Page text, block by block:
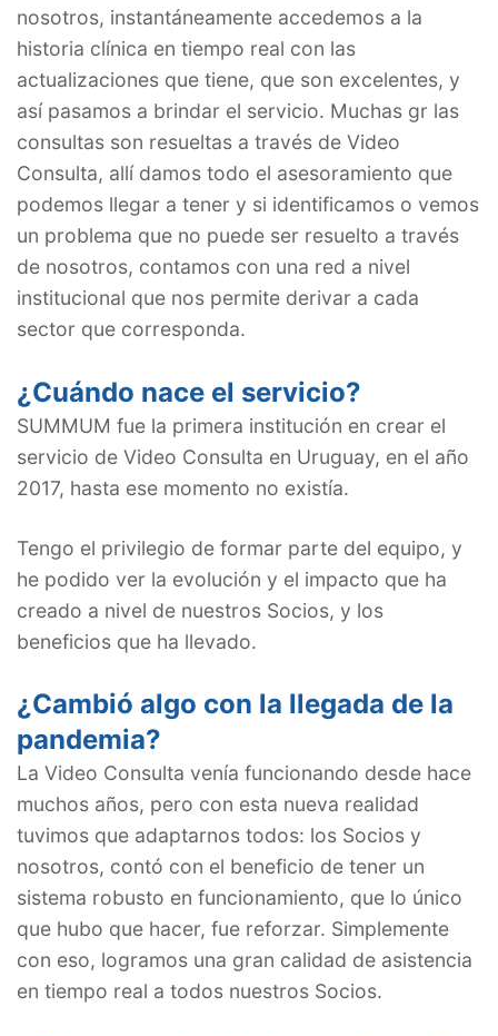
nosotros, instantáneamente accedemos a la
historia clínica en tiempo real con las
actualizaciones que tiene, que son excelentes, y
así pasamos a brindar el servicio. Muchas gr las
consultas son resueltas a través de Video
Consulta, allí damos todo el asesoramiento que
podemos llegar a tener y si identificamos o vemos
un problema que no puede ser resuelto a través
de nosotros, contamos con una red a nivel
institucional que nos permite derivar a cada
sector que corresponda.
¿Cuándo nace el servicio?
SUMMUM fue la primera institución en crear el
servicio de Video Consulta en Uruguay, en el año
2017, hasta ese momento no existía.
Tengo el privilegio de formar parte del equipo, y
he podido ver la evolución y el impacto que ha
creado a nivel de nuestros Socios, y los
beneficios que ha llevado.
¿Cambió algo con la llegada de la
pandemia?
La Video Consulta venía funcionando desde hace
muchos años, pero con esta nueva realidad
tuvimos que adaptarnos todos: los Socios y
nosotros, contó con el beneficio de tener un
sistema robusto en funcionamiento, que lo único
que hubo que hacer, fue reforzar. Simplemente
con eso, logramos una gran calidad de asistencia
en tiempo real a todos nuestros Socios.